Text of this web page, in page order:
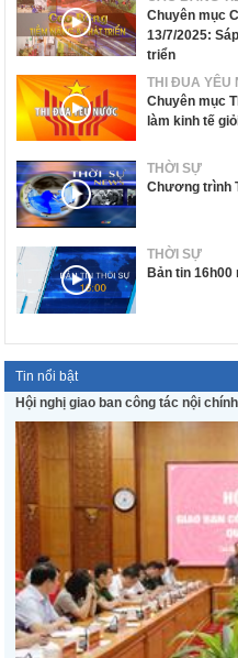
Chuyên mục
13/7/2025:
triển
THI ĐUA YÊU
Chuyên mục
làm kinh tế
THỜI SỰ
Chương trình
THỜI SỰ
Bản tin 16h00
Tin nổi bật
Hội nghị giao ban công tác nội chính